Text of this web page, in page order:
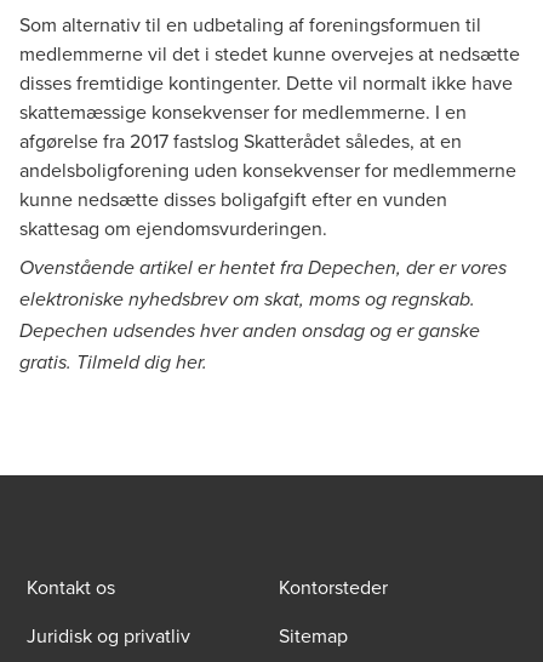
Som alternativ til en udbetaling af foreningsformuen til
medlemmerne vil det i stedet kunne overvejes at nedsætte
disses fremtidige kontingenter. Dette vil normalt ikke have
skattemæssige konsekvenser for medlemmerne. I en
afgørelse fra 2017fastslog Skatterådet således, at en
andelsboligforening uden konsekvenser for medlemmerne
kunne nedsætte disses boligafgift efter en vunden
skattesag om ejendomsvurderingen.
Ovenstående artikel er hentet fra Depechen, der er vores
elektroniske nyhedsbrev om skat, moms og regnskab.
Depechen udsendes hver anden onsdag og er ganske
gratis. Tilmeld dig her.
Kontakt os
Kontorsteder
Juridisk og privatliv
Sitemap